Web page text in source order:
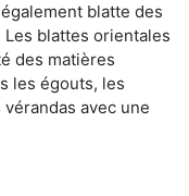
blatte des
blattes orientales
des matières
les égouts, les
avec une